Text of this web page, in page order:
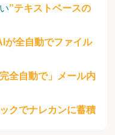
”テキストベースの
が全自動でファイル
完全自動で」メール内
クでナレカンに蓄積